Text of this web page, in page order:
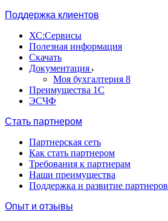
Поддержка клиентов
ХС:Сервисы
Полезная информация
Скачать
Документация
Моя бухгалтерия 8
Преимущества 1С
ЭСЧФ
Стать партнером
Партнерская сеть
Как стать партнером
Требования к партнерам
Наши преимущества
Поддержка и развитие партнеров
Опыт и отзывы